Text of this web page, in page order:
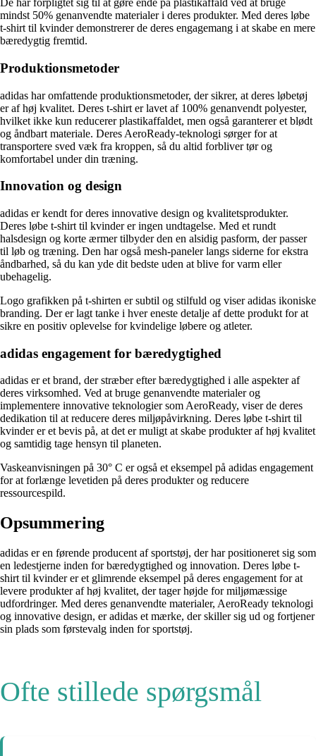
De har forpligtet sig til at gøre ende på plastikaffald ved at bruge
mindst 50% genanvendte materialer i deres produkter. Med deres løbe
t-shirt til kvinder demonstrerer de deres engagemang i at skabe en mere
bæredygtig fremtid.
Produktionsmetoder
adidas har omfattende produktionsmetoder, der sikrer, at deres løbetøj
er af høj kvalitet. Deres t-shirt er lavet af 100% genanvendt polyester,
hvilket ikke kun reducerer plastikaffaldet, men også garanterer et blødt
og åndbart materiale. Deres AeroReady-teknologi sørger for at
transportere sved væk fra kroppen, så du altid forbliver tør og
komfortabel under din træning.
Innovation og design
adidas er kendt for deres innovative design og kvalitetsprodukter.
Deres løbe t-shirt til kvinder er ingen undtagelse. Med et rundt
halsdesign og korte ærmer tilbyder den en alsidig pasform, der passer
til løb og træning. Den har også mesh-paneler langs siderne for ekstra
åndbarhed, så du kan yde dit bedste uden at blive for varm eller
ubehagelig.
Logo grafikken på t-shirten er subtil og stilfuld og viser adidas ikoniske
branding. Der er lagt tanke i hver eneste detalje af dette produkt for at
sikre en positiv oplevelse for kvindelige løbere og atleter.
adidas engagement for bæredygtighed
adidas er et brand, der stræber efter bæredygtighed i alle aspekter af
deres virksomhed. Ved at bruge genanvendte materialer og
implementere innovative teknologier som AeroReady, viser de deres
dedikation til at reducere deres miljøpåvirkning. Deres løbe t-shirt til
kvinder er et bevis på, at det er muligt at skabe produkter af høj kvalitet
og samtidig tage hensyn til planeten.
Vaskeanvisningen på 30° C er også et eksempel på adidas engagement
for at forlænge levetiden på deres produkter og reducere
ressourcespild.
Opsummering
adidas er en førende producent af sportstøj, der har positioneret sig som
en ledestjerne inden for bæredygtighed og innovation. Deres løbe t-
shirt til kvinder er et glimrende eksempel på deres engagement for at
levere produkter af høj kvalitet, der tager højde for miljømæssige
udfordringer. Med deres genanvendte materialer, AeroReady teknologi
og innovative design, er adidas et mærke, der skiller sig ud og fortjener
sin plads som førstevalg inden for sportstøj.
Ofte stillede spørgsmål